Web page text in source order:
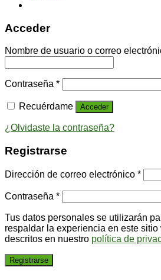
Acceder
Nombre de usuario o correo
Contraseña *
Recuérdame Acceder
¿Olvidaste la contraseña?
Registrarse
Dirección de correo electrónico *
Contraseña *
Tus datos personales se utilizarán
respaldar la experiencia en este
descritos en nuestro política de
Registrarse